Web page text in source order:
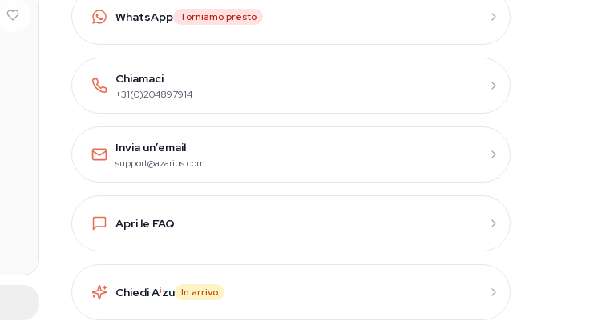
WhatsApp Torniamo presto
Chiamaci
+31(0)204897914
Invia un’email
support@azarius.com
Apri le FAQ
Chiedi Aizu In arrivo